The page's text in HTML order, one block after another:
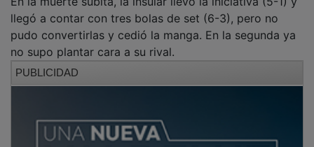
llegó a contar con tres bolas de set (6-3), pero no
pudo convertirlas y cedió la manga. En la segunda ya
no supo plantar cara a su rival.
PUBLICIDAD